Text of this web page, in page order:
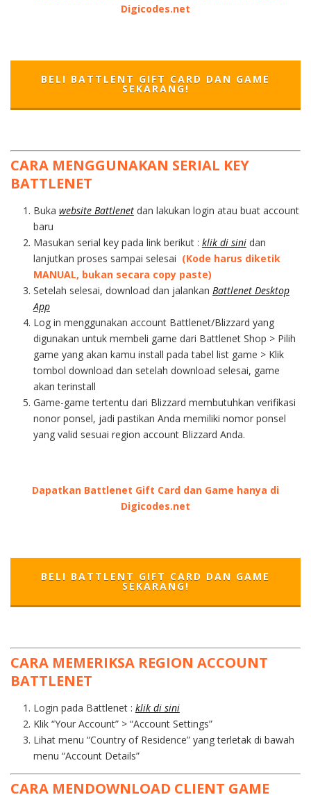
Digicodes.net
BELI BATTLENT GIFT CARD DAN GAME
SEKARANG!
CARA MENGGUNAKAN SERIAL KEY
BATTLENET
Buka website Battlenetdan lakukan login atau buat account
baru
Masukan serial key pada link berikut : klik di sinidan
lanjutkan proses sampai selesai (Kode harus diketik
MANUAL, bukan secara copy paste)
Setelah selesai, download dan jalankan Battlenet Desktop
App
Log in menggunakan account Battlenet/Blizzard yang
digunakan untuk membeli game dari Battlenet Shop > Pilih
game yang akan kamu install pada tabel list game > Klik
tombol download dan setelah download selesai, game
akan terinstall
Game-game tertentu dari Blizzard membutuhkan verifikasi
nonor ponsel, jadi pastikan Anda memiliki nomor ponsel
yang valid sesuai region account Blizzard Anda.
Dapatkan Battlenet Gift Card dan Game hanya di
Digicodes.net
BELI BATTLENT GIFT CARD DAN GAME
SEKARANG!
CARA MEMERIKSA REGION ACCOUNT
BATTLENET
Login pada Battlenet : klik di sini
Klik “Your Account” > “Account Settings”
Lihat menu “Country of Residence” yang terletak di bawah
menu “Account Details”
CARA MENDOWNLOAD CLIENT GAME